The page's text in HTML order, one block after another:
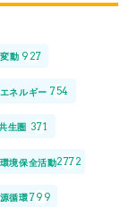
動 927
エネルギー 754
生圏 371
環境保全活動2772
循環 799